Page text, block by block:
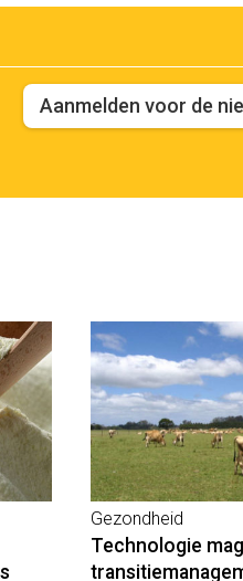
Aanmelden voor de
Gezondheid
Technologie